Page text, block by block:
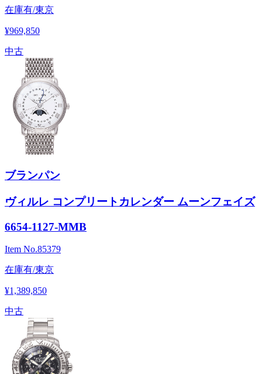
在庫有/東京
¥969,850
中古
ブランパン
ヴィルレ コンプリートカレンダー ムーンフェイズ
6654-1127-MMB
Item No.85379
在庫有/東京
¥1,389,850
中古